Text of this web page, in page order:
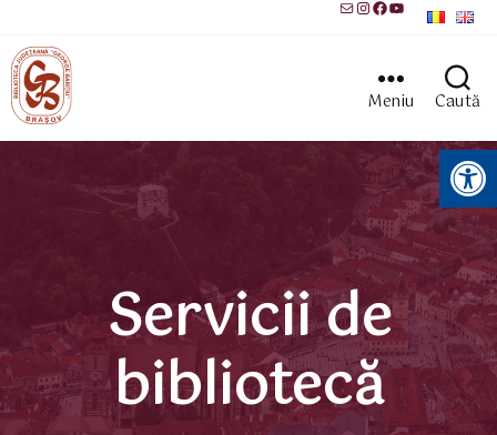
MailInstagram
Facebook
YouTube
Meniu Caută
Instrumente pentru accesibilitate
Servicii de
bibliotecă